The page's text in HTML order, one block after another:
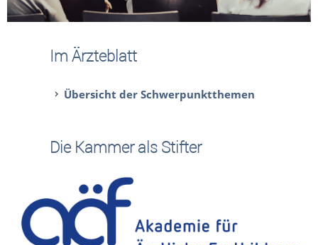
Im Ärzteblatt
Übersicht der Schwerpunktthemen
Die Kammer als Stifter